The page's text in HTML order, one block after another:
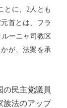
とに、2人とも
首とは、フラ
ーニャ司教区
が、法案を承
民主党議員
族法のアップ